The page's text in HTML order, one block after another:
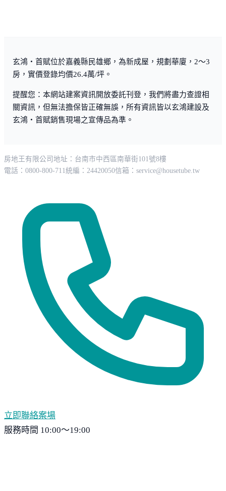
玄鴻・首賦位於嘉義縣民雄鄉，為新成屋，規劃華廈，2～3
房，實價登錄均價26.4萬/坪。
提醒您：本網站建案資訊開放委託刊登，我們將盡力查證相
關資訊，但無法擔保皆正確無誤，所有資訊皆以玄鴻建設及
玄鴻・首賦銷售現場之宣傳品為準。
房地王有限公司 地址：台南市中西區南華街101號8樓
電話：0800-800-711統編：24420050信箱： service@housetube.tw
立即聯絡案場
服務時間 10:00～19:00